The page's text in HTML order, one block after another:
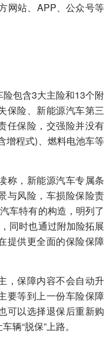
网站、APP、公众号等
包含3大主险和13个附
保险、新能源汽车第三
任保险，交强险并没有
增程式)、燃料电池车等
称，新能源汽车专属条
与风险，车损险保险责
车特有的构造，明列了
同时也通过附加险拓展
提供更全面的保险保障
，保障内容不会自动升
要等到上一份车险保障
可以选择退保后重新购
辆“脱保”上路。